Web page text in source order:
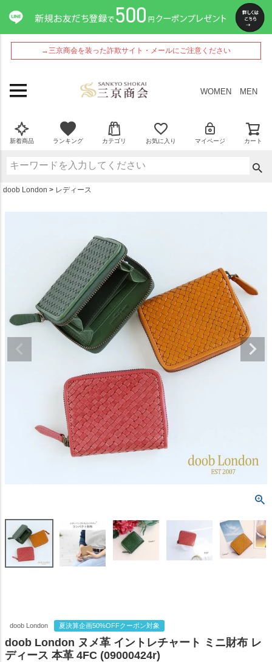
→三京商会を装った詐欺サイト・メールにご注意ください
WOMEN MEN
新着商品 ランキング カテゴリ お気に入り マイページ カート
doob London レディース
doob London 夏決算企画50%OFFクーポン対象
doob London ヌメ革 イントレチャート ミニ財布 レ
ディース 本革 4FC (09000424r)
ペー
ジト
ップ
へ